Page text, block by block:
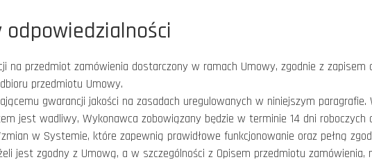
odpowiedzialności
na przedmiot zamówienia dostarczony w ramach Umowy, zgodnie z zapisem
przedmiotu Umowy.
gwarancji jakości na zasadach uregulowanych w niniejszym
jest wadliwy, Wykonawca zobowiązany będzie w terminie 14 dni
w Systemie, które zapewnią prawidłowe funkcjonowanie oraz pełną
jest zgodny z Umową, a w szczególności z Opisem przedmiotu